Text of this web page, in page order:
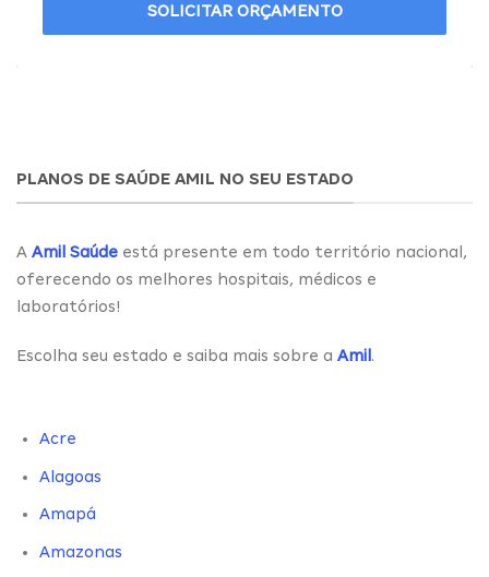
SOLICITAR ORÇAMENTO
PLANOS DE SAÚDE AMIL NO SEU ESTADO
A Amil Saúde está presente em todo território nacional,
oferecendo os melhores hospitais, médicos e
laboratórios!
Escolha seu estado e saiba mais sobre a Amil .
Acre
Alagoas
Amapá
Amazonas